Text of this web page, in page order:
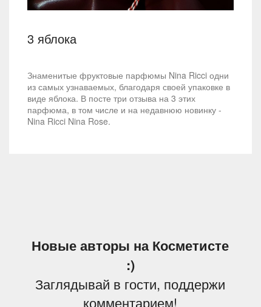
3 яблока
Знаменитые фруктовые парфюмы Nina Ricci одни
из самых узнаваемых, благодаря своей упаковке в
виде яблока. В посте три отзыва на 3 этих
парфюма, в том числе и на недавнюю новинку -
Nina Ricci Nina Rose.
Новые авторы на Косметисте
:)
Заглядывай в гости, поддержи
комментарием!